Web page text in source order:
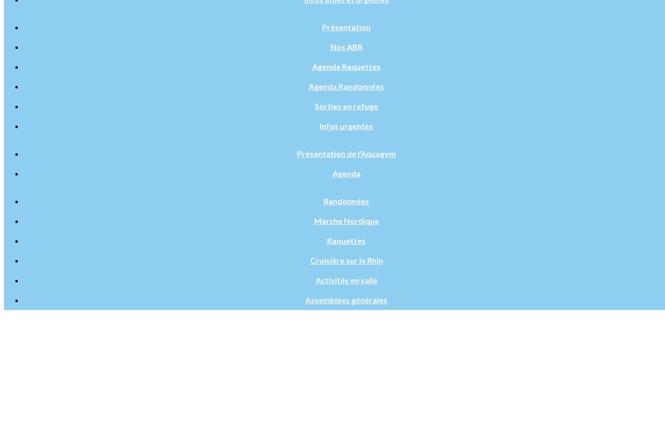
Présentation
Nos ABR
Agenda Raquettes
Agenda Randonnées
Sorties en refuge
Infos urgentes
Présentation de l'Aquagym
Agenda
Randonnées
Marche Nordique
Raquettes
Croisière sur le Rhin
Activités en salle
Assemblées générales